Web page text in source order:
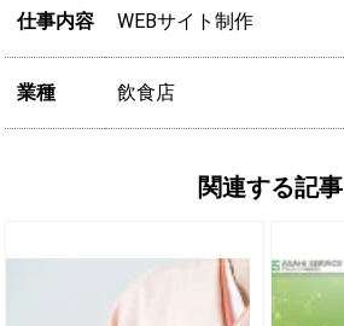
仕事内容 WEBサイト制作
業種 飲食店
関連する記事